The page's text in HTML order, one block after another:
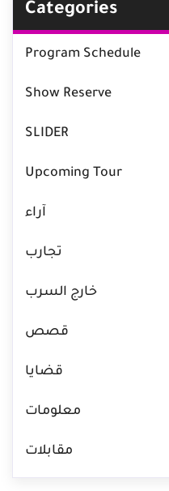
Categories
Program Schedule
Show Reserve
SLIDER
Upcoming Tour
آراء
تجارب
خارج السرب
قصص
قضايا
معلومات
مقابلات